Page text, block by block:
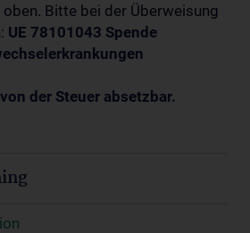
Bitte bei der Überweisung
UE 78101043 Spende
der Steuer absetzbar.